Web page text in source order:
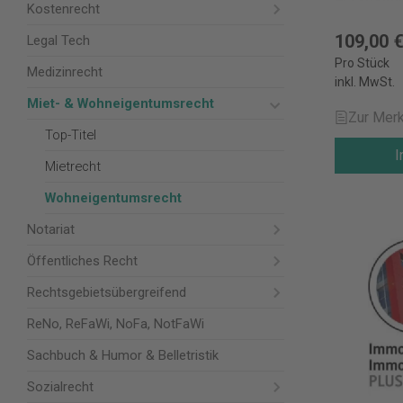
Kostenrecht
Legal Tech
Medizinrecht
Miet- & Wohneigentumsrecht
Top-Titel
Mietrecht
Wohneigentumsrecht
Notariat
Öffentliches Recht
Rechtsgebietsübergreifend
ReNo, ReFaWi, NoFa, NotFaWi
Sachbuch & Humor & Belletristik
Sozialrecht
109,00 €
Pro Stück
inkl. MwSt.
Zur